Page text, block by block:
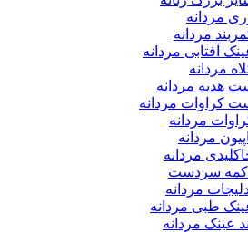
مردانه
مردانه
آفتابی مردانه
مردانه
هدیه مردانه
کراوات مردانه
مردانه
مردانه
مردانه
سردست
مردانه
طبی مردانه
عینک مردانه